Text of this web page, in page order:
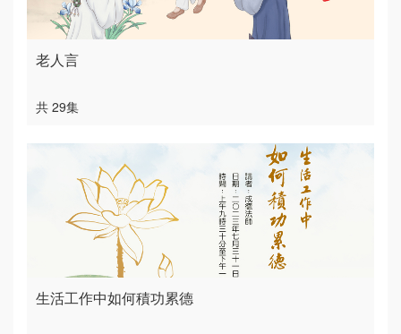
老人言
共 29集
生活工作中如何積功累德